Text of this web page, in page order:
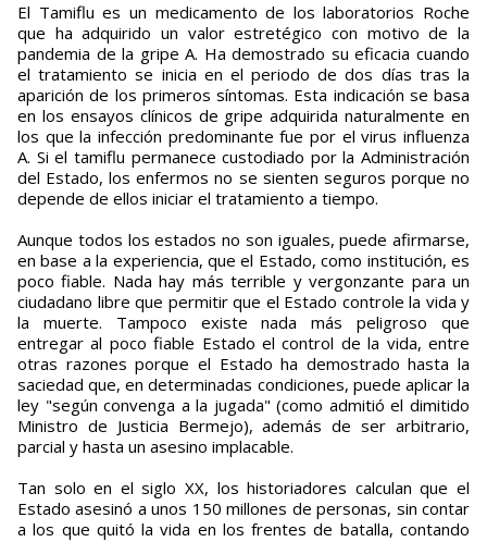
El Tamiflu es un medicamento de los laboratorios Roche
que ha adquirido un valor estretégico con motivo de la
pandemia de la gripe A. Ha demostrado su eficacia cuando
el tratamiento se inicia en el periodo de dos días tras la
aparición de los primeros síntomas. Esta indicación se basa
en los ensayos clínicos de gripe adquirida naturalmente en
los que la infección predominante fue por el virus influenza
A. Si el tamiflu permanece custodiado por la Administración
del Estado, los enfermos no se sienten seguros porque no
depende de ellos iniciar el tratamiento a tiempo.
Aunque todos los estados no son iguales, puede afirmarse,
en base a la experiencia, que el Estado, como institución, es
poco fiable. Nada hay más terrible y vergonzante para un
ciudadano libre que permitir que el Estado controle la vida y
la muerte. Tampoco existe nada más peligroso que
entregar al poco fiable Estado el control de la vida, entre
otras razones porque el Estado ha demostrado hasta la
saciedad que, en determinadas condiciones, puede aplicar la
ley "según convenga a la jugada" (como admitió el dimitido
Ministro de Justicia Bermejo), además de ser arbitrario,
parcial y hasta un asesino implacable.
Tan solo en el siglo XX, los historiadores calculan que el
Estado asesinó a unos 150 millones de personas, sin contar
a los que quitó la vida en los frentes de batalla, contando